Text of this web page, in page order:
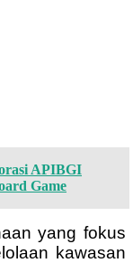
APIBGI
Game
yang fokus
kawasan